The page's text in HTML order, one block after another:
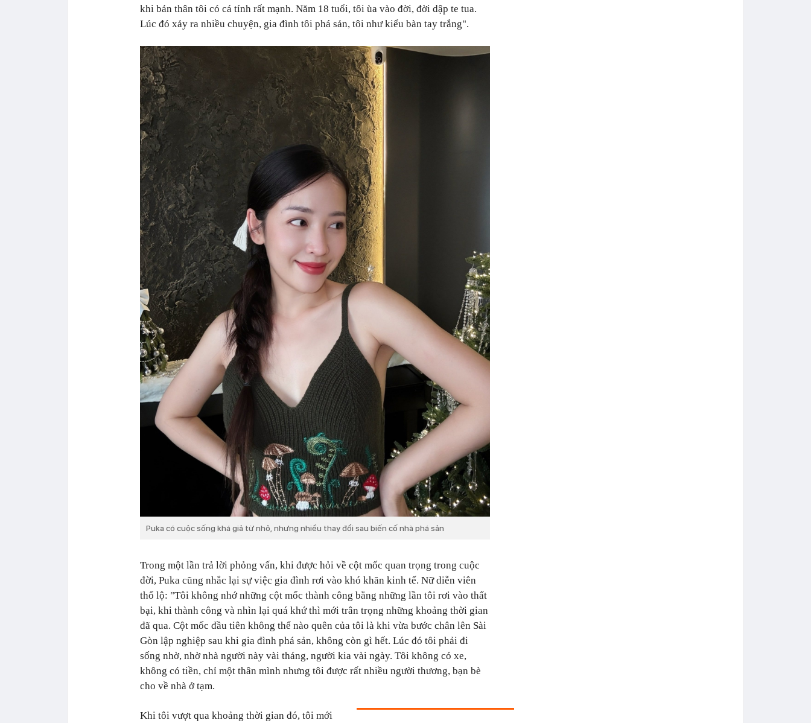
khi bản thân tôi có cá tính rất mạnh. Năm 18 tuổi, tôi ùa vào đời, đời dập te tua.
Lúc đó xảy ra nhiều chuyện, gia đình tôi phá sản, tôi như kiểu bàn tay trắng".
Puka có cuộc sống khá giả từ nhỏ, nhưng nhiều thay đổi sau biến cố nhà phá sản
Trong một lần trả lời phỏng vấn, khi được hỏi về cột mốc quan trọng trong cuộc
đời, Puka cũng nhắc lại sự việc gia đình rơi vào khó khăn kinh tế. Nữ diễn viên
thổ lộ: "Tôi không nhớ những cột mốc thành công bằng những lần tôi rơi vào thất
bại, khi thành công và nhìn lại quá khứ thì mới trân trọng những khoảng thời gian
đã qua. Cột mốc đầu tiên không thể nào quên của tôi là khi vừa bước chân lên Sài
Gòn lập nghiệp sau khi gia đình phá sản, không còn gì hết. Lúc đó tôi phải đi
sống nhờ, nhờ nhà người này vài tháng, người kia vài ngày. Tôi không có xe,
không có tiền, chỉ một thân mình nhưng tôi được rất nhiều người thương, bạn bè
cho về nhà ở tạm.
Khi tôi vượt qua khoảng thời gian đó, tôi mới